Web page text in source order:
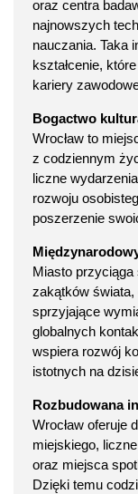
oraz centra
najnowszych
nauczania. Taka
kształcenie,
kariery
Bogactwo
Wrocław to
z codziennym
liczne
rozwoju
poszerzenie
Miasto
zakątków
sprzyjające
globalnych
wspiera rozwój
istotnych na
Rozbudowana
Wrocław oferuje
miejskiego,
oraz miejsca
Dzięki temu